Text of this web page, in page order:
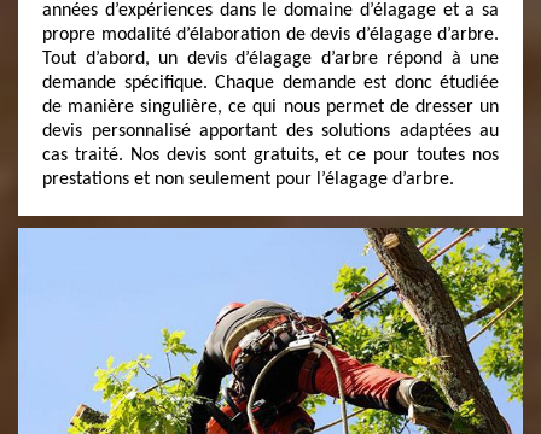
années d’expériences dans le domaine d’élagage et a sa
propre modalité d’élaboration de devis d’élagage d’arbre.
Tout d’abord, un devis d’élagage d’arbre répond à une
demande spécifique. Chaque demande est donc étudiée
de manière singulière, ce qui nous permet de dresser un
devis personnalisé apportant des solutions adaptées au
cas traité. Nos devis sont gratuits, et ce pour toutes nos
prestations et non seulement pour l’élagage d’arbre.